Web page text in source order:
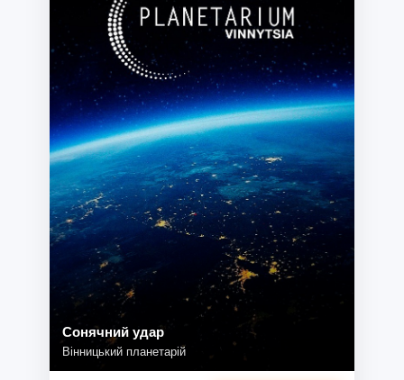
Сонячний удар
Вінницький планетарій